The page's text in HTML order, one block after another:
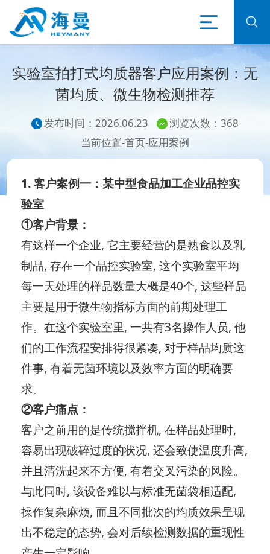
实验室拍打式均质器客户应用案例：无
菌均质、微生物检测推荐
发布时间：2026.06.23
浏览次数：368
当前位置-首页-应用案例
1. 客户案例一：某中型食品加工企业品控实
验室
①客户背景：
有这样一个企业, 它主要经营的是熟食以及乳
制品, 存在一个品控实验室, 这个实验室平均
每一天处理的样品数量大概是40个, 这些样品
主要是用于微生物指标方面的前期处理工
作。在这个实验室里, 一共有3名操作人员, 他
们的工作流程安排得很紧凑, 对于样品均质这
件事, 有着无菌环境以及效率方面的明确要
求。
②客户痛点：
客户之前用的是传统搅拌机, 在样品处理时,
容易出现破碎过度的状况, 还会致使温度升高,
并且清洗起来不方便, 有着交叉污染的风险。
与此同时, 该设备难以与标准无菌袋相适配,
操作复杂麻烦, 而且不同批次的均质效果呈现
出不稳定的态势, 会对后续检测数据的重现性